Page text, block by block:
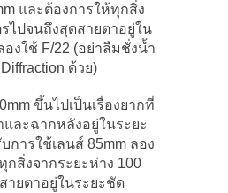
และต้องการให้ทุกสิ่ง
ไปจนถึงสุดสายตาอยู่ใน
งใช้ F/22 (อย่าลืมชั่งน้ำ
ด้วย)
ขึ้นไปเป็นเรื่องยากที่
ละฉากหลังอยู่ในระยะ
การใช้เลนส์ 85mm ลอง
กสิ่งจากระยะห่าง 100
ายตาอยู่ในระยะชัด